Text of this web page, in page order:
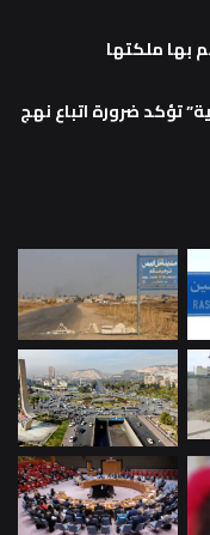
بها ملكتها
تؤكد ضرورة اتباع نهج